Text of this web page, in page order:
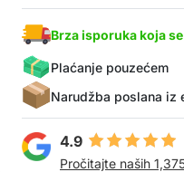
Brza isporuka koja
Plaćanje pouzećem
Narudžba poslana iz
4.9
Pročitajte naših